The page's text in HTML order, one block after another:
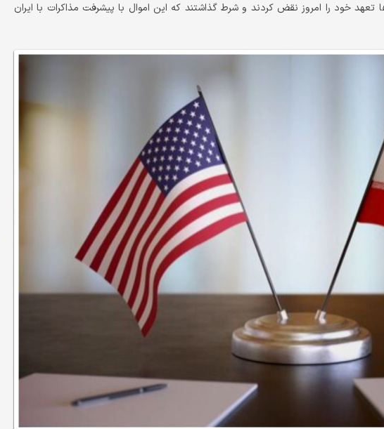
خود را امروز نقض کردند و شرط گذاشتند که این اموال با پیشرفت مذاکرات با ایران